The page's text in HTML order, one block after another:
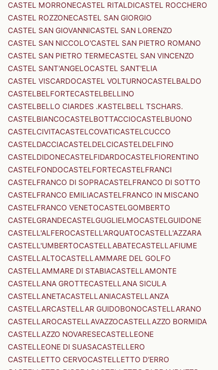
CASTEL MORRONECASTEL RITALDICASTEL ROCCHERO
CASTEL ROZZONECASTEL SAN GIORGIO
CASTEL SAN GIOVANNICASTEL SAN LORENZO
CASTEL SAN NICCOLO'CASTEL SAN PIETRO ROMANO
CASTEL SAN PIETRO TERMECASTEL SAN VINCENZO
CASTEL SANT'ANGELOCASTEL SANT'ELIA
CASTEL VISCARDOCASTEL VOLTURNOCASTELBALDO
CASTELBELFORTECASTELBELLINO
CASTELBELLO CIARDES .KASTELBELL TSCHARS.
CASTELBIANCOCASTELBOTTACCIOCASTELBUONO
CASTELCIVITACASTELCOVATICASTELCUCCO
CASTELDACCIACASTELDELCICASTELDELFINO
CASTELDIDONECASTELFIDARDOCASTELFIORENTINO
CASTELFONDOCASTELFORTECASTELFRANCI
CASTELFRANCO DI SOPRACASTELFRANCO DI SOTTO
CASTELFRANCO EMILIACASTELFRANCO IN MISCANO
CASTELFRANCO VENETOCASTELGOMBERTO
CASTELGRANDECASTELGUGLIELMOCASTELGUIDONE
CASTELL'ALFEROCASTELL'ARQUATOCASTELL'AZZARA
CASTELL'UMBERTOCASTELLABATECASTELLAFIUME
CASTELLALTOCASTELLAMMARE DEL GOLFO
CASTELLAMMARE DI STABIACASTELLAMONTE
CASTELLANA GROTTECASTELLANA SICULA
CASTELLANETACASTELLANIACASTELLANZA
CASTELLARCASTELLAR GUIDOBONOCASTELLARANO
CASTELLAROCASTELLAVAZZOCASTELLAZZO BORMIDA
CASTELLAZZO NOVARESECASTELLEONE
CASTELLEONE DI SUASACASTELLERO
CASTELLETTO CERVOCASTELLETTO D'ERRO